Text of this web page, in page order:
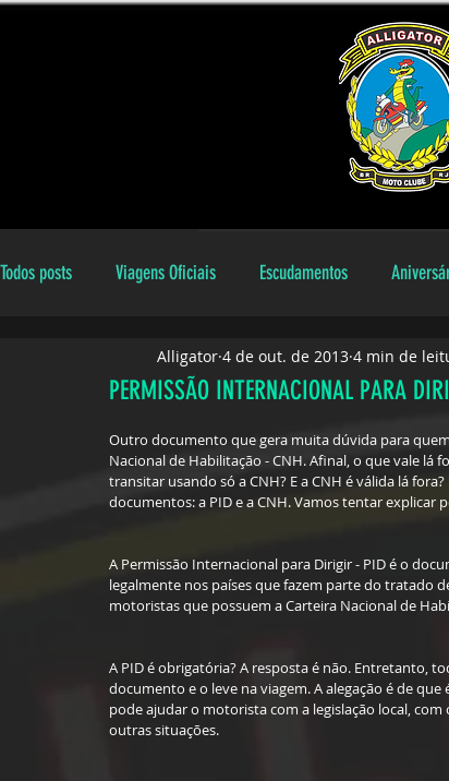
Todos posts Viagens Oficiais Escudamentos
Aniversariantes galeria
PERMISSÃO INTERNACIONAL PARA
Alligator 4 de out. de 2013 4 min de
Outro documento que gera muita dúvida para
Nacional de Habilitação - CNH. Afinal, o que vale lá
transitar usando só a CNH? E a CNH é válida lá
documentos: a PID e a CNH. Vamos tentar explicar
A Permissão Internacional para Dirigir - PID é o
legalmente nos países que fazem parte do tratado
motoristas que possuem a Carteira Nacional de
A PID é obrigatória? A resposta é não. Entretanto,
documento e o leve na viagem. A alegação é de
pode ajudar o motorista com a legislação local,
outras situações.